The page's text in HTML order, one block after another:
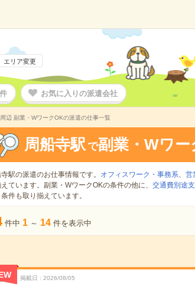
エリア変更
お気に入りの派遣会社
辺 副業・WワークOKの派遣の仕事一覧
周船寺駅 で副業・Wワー
駅の派遣のお仕事情報です。 オフィスワーク・事務系、 営
えています。副業・WワークOKの条件の他に、 交通費別途
件も取り揃えています。
件中 1 ～ 14 件を表示中
掲載日 2026/08/05